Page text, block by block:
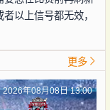
以上信号都无效，
更多
2026年08月08日 13:00